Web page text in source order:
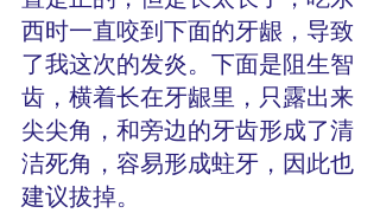
西时一直咬到下面的牙龈，导致
了我这次的发炎。下面是阻生智
齿，横着长在牙龈里，只露出来
尖尖角，和旁边的牙齿形成了清
洁死角，容易形成蛀牙，因此也
建议拔掉。